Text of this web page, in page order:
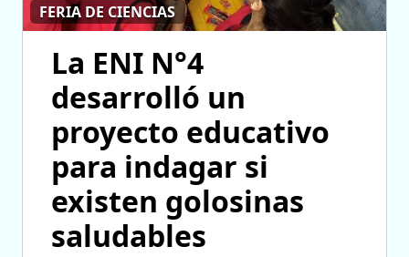
FERIA DE CIENCIAS
La ENI N°4
desarrolló un
proyecto educativo
para indagar si
existen golosinas
saludables